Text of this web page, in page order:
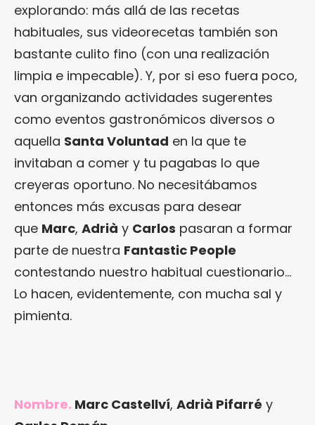
explorando: más allá de las recetas
habituales, sus videorecetas también son
bastante culito fino (con una realización
limpia e impecable). Y, por si eso fuera poco,
van organizando actividades sugerentes
como eventos gastronómicos diversos o
aquella Santa Voluntad en la que te
invitaban a comer y tu pagabas lo que
creyeras oportuno. No necesitábamos
entonces más excusas para desear
que Marc, Adrià y Carlos pasaran a formar
parte de nuestra Fantastic People
contestando nuestro habitual cuestionario…
Lo hacen, evidentemente, con mucha sal y
pimienta.
Nombre. Marc Castellví, Adrià Pifarré y